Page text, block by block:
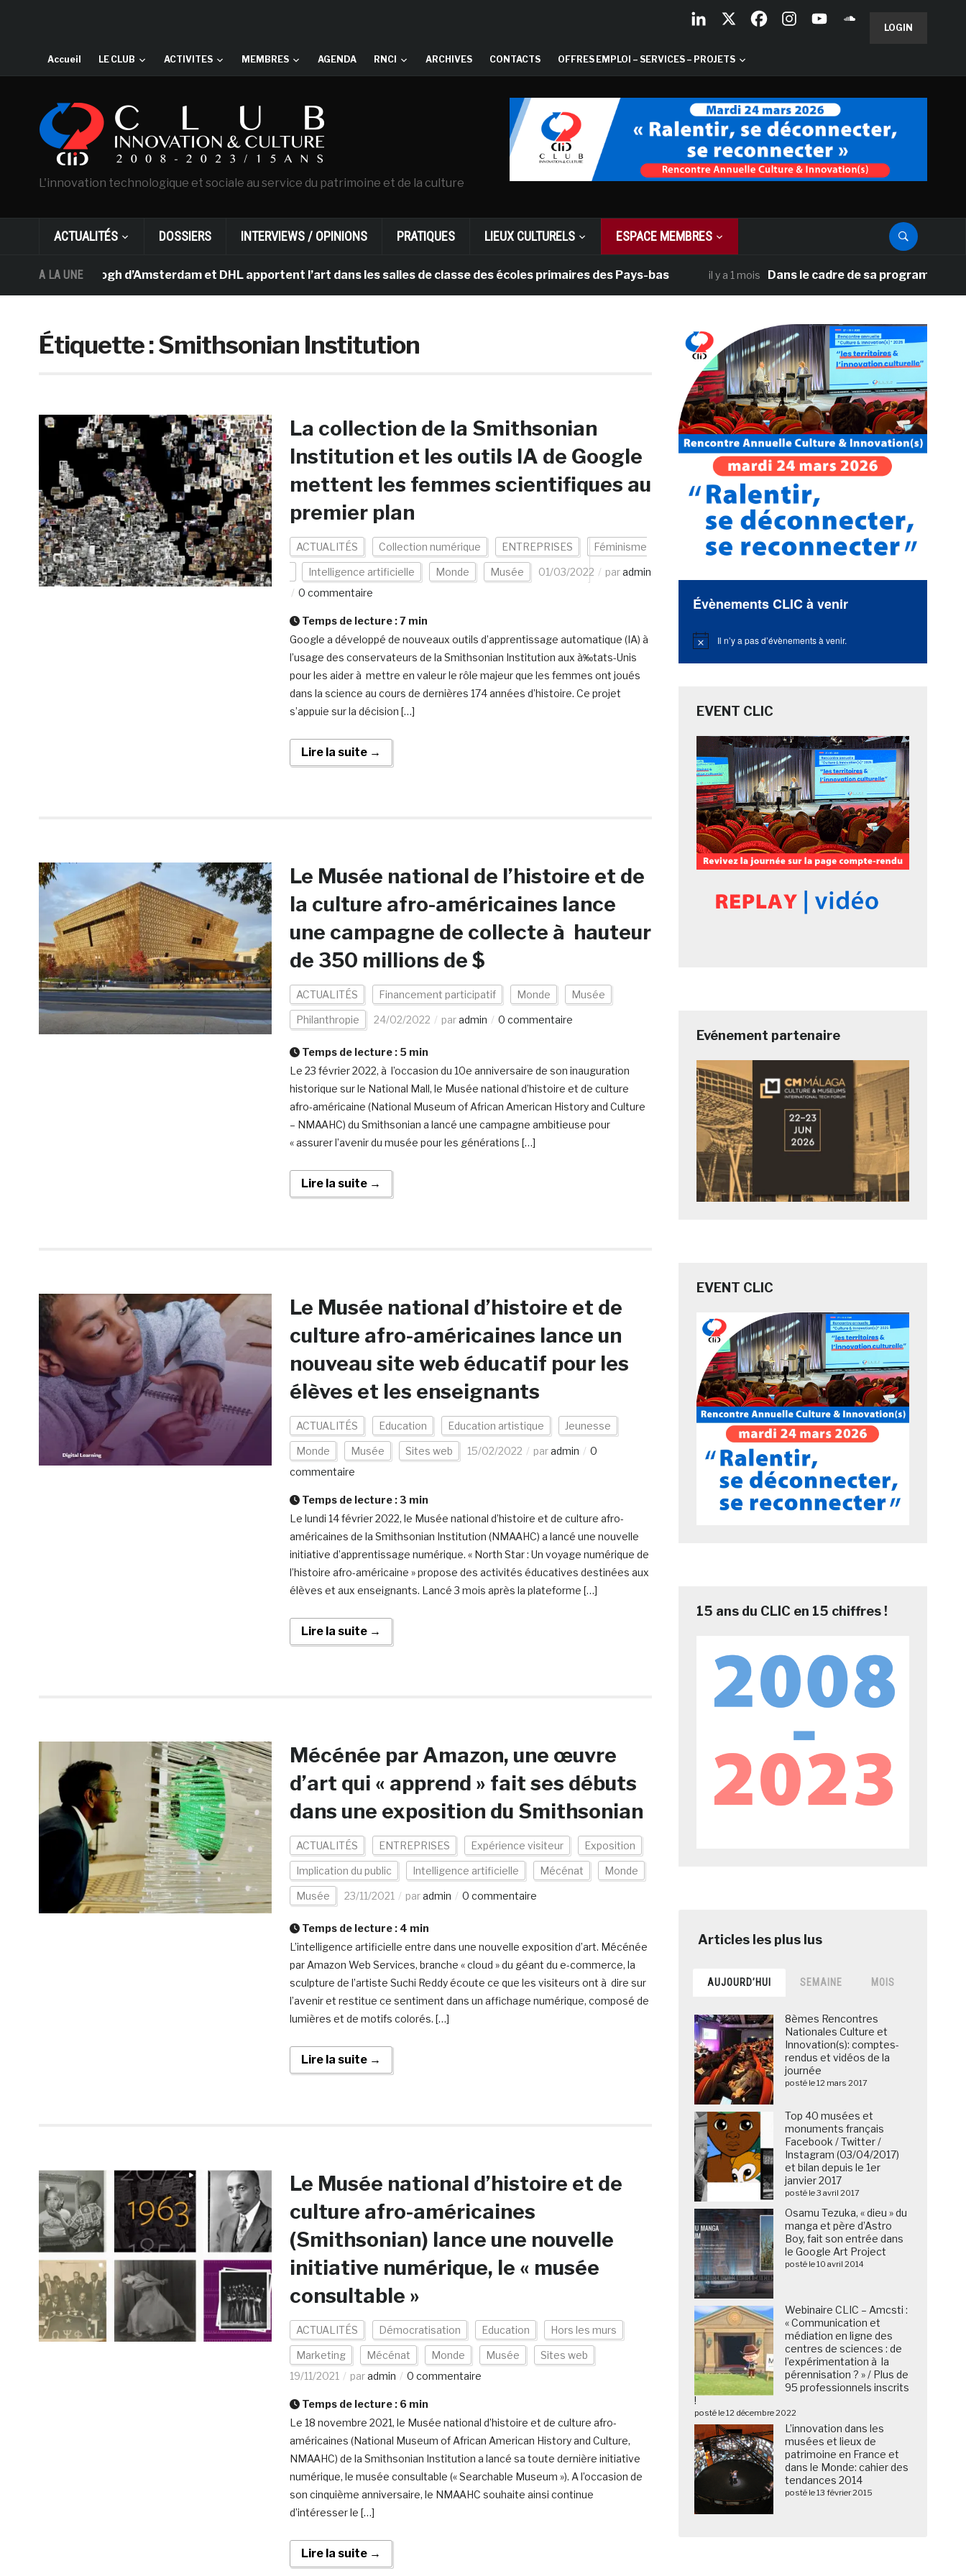
LOGIN
Accueil LE CLUB ACTIVITES MEMBRES AGENDA RNCI ARCHIVES CONTACTS OFFRES EMPLOI – SERVICES – PROJETS
L'innovation technologique et sociale au service du patrimoine et de la culture
ACTUALITÉS DOSSIERS INTERVIEWS / OPINIONS PRATIQUES LIEUX CULTURELS ESPACE MEMBRES
A LA UNE
Van Gogh d’Amsterdam et DHL apportent l’art dans les salles de classe des écoles primaires des Pays-bas il y a 1 mois Dans le cadre de sa programmation
Étiquette :Smithsonian Institution
La collection de la Smithsonian
Institution et les outils IA de Google
mettent les femmes scientifiques au
premier plan
ACTUALITÉS Collection numérique ENTREPRISES Féminisme
Intelligence artificielle Monde Musée 01/03/2022 paradmin
0 commentaire
Temps de lecture :7 min
Google a développé de nouveaux outils d’apprentissage automatique (IA) à
l’usage des conservateurs de la Smithsonian Institution aux à‰tats-Unis
pour les aider à mettre en valeur le rôle majeur que les femmes ont joués
dans la science au cours de dernières 174 années d’histoire. Ce projet
s’appuie sur la décision […]
Lire la suite →
Le Musée national de l’histoire et de
la culture afro-américaines lance
une campagne de collecte à hauteur
de 350 millions de $
ACTUALITÉS Financement participatif Monde Musée
Philanthropie 24/02/2022 paradmin 0 commentaire
Temps de lecture : 5 min
Le 23 février 2022, à l’occasion du 10e anniversaire de son inauguration
historique sur le National Mall, le Musée national d’histoire et de culture
afro-américaine (National Museum of African American History and Culture
– NMAAHC) du Smithsonian a lancé une campagne ambitieuse pour
« assurer l’avenir du musée pour les générations […]
Lire la suite →
Le Musée national d’histoire et de
culture afro-américaines lance un
nouveau site web éducatif pour les
élèves et les enseignants
ACTUALITÉS Education Education artistique Jeunesse
Monde Musée Sites web 15/02/2022 paradmin
0
commentaire
Temps de lecture : 3 min
Le lundi 14 février 2022, le Musée national d’histoire et de culture afro-
américaines de la Smithsonian Institution (NMAAHC) a lancé une nouvelle
initiative d’apprentissage numérique. « North Star : Un voyage numérique de
l’histoire afro-américaine » propose des activités éducatives destinées aux
élèves et aux enseignants. Lancé 3 mois après la plateforme […]
Lire la suite →
Mécénée par Amazon, une œuvre
d’art qui « apprend » fait ses débuts
dans une exposition du Smithsonian
ACTUALITÉS ENTREPRISES Expérience visiteur Exposition
Implication du public Intelligence artificielle Mécénat Monde
Musée 23/11/2021 paradmin 0 commentaire
Temps de lecture : 4 min
L’intelligence artificielle entre dans une nouvelle exposition d’art. Mécénée
par Amazon Web Services, branche « cloud » du géant du e-commerce, la
sculpture de l’artiste Suchi Reddy écoute ce que les visiteurs ont à dire sur
l’avenir et restitue ce sentiment dans un affichage numérique, composé de
lumières et de motifs colorés. […]
Lire la suite →
Le Musée national d’histoire et de
culture afro-américaines
(Smithsonian) lance une nouvelle
initiative numérique, le « musée
consultable »
ACTUALITÉS Démocratisation Education Hors les murs
Marketing Mécénat Monde Musée
Sites web
19/11/2021
paradmin 0 commentaire
Temps de lecture : 6 min
Le 18 novembre 2021, le Musée national d’histoire et de culture afro-
américaines (National Museum of African American History and Culture,
NMAAHC) de la Smithsonian Institution a lancé sa toute dernière initiative
numérique, le musée consultable (« Searchable Museum »). A l’occasion de
son cinquième anniversaire, le NMAAHC souhaite ainsi continue
d’intéresser le […]
Lire la suite →
Évènements CLIC à venir
Notice Il n’y a pas d’évènements à venir.
EVENT CLIC
Evénement partenaire
EVENT CLIC
15 ans du CLIC en 15 chiffres !
AUJOURD’HUI SEMAINE MOIS
8èmes Rencontres
Nationales Culture et
Innovation(s): comptes-
rendus et vidéos de la
journée
posté le 12 mars 2017
Top 40 musées et
monuments français
Facebook / Twitter /
Instagram (03/04/2017)
et bilan depuis le 1er
janvier 2017
posté le 3 avril 2017
Osamu Tezuka, « dieu » du
manga et père d’Astro
Boy, fait son entrée dans
le Google Art Project
posté le 10 avril 2014
Webinaire CLIC – Amcsti :
« Communication et
médiation en ligne des
centres de sciences : de
l’expérimentation à la
pérennisation ? » / Plus de
95 professionnels inscrits
!
posté le 12 décembre 2022
L’innovation dans les
musées et lieux de
patrimoine en France et
dans le Monde: cahier des
tendances 2014
posté le 13 février 2015